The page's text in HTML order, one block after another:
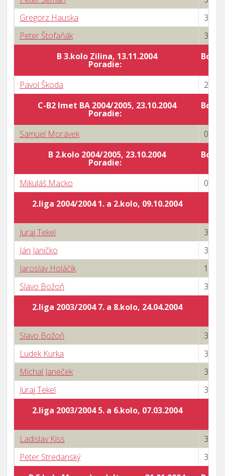
Gregorz Hauska
3 : 2
Peter Štofaňák
3 : 0
B 3.kolo Zilina, 13.11.2004
Poradie:
Body
Pavol Škoda
2 : 3
C-B2 Imet BA 2004/2005, 23.10.2004
Poradie:
Body
Samuel Morávek
0 : 3
B 2.kolo 2004/2005, 23.10.2004
Poradie:
Body
Mikuláš Macko
0 : 3
2.liga 2004/2004 1. a 2.kolo, 09.10.2004
Juraj Tekel
3 : 0
Ján Janičko
3 : 0
Jaroslav Holáčik
1 : 3
Slavo Božoň
3 : 1
2.liga 2003/2004 7. a 8.kolo, 24.04.2004
Slavo Božoň
3 : 0
Ludek Kurka
3 : 0
Michal Janeček
3 : 0
Juraj Tekel
3 : 0
2.liga 2003/2004 5. a 6.kolo, 07.03.2004
Ladislav Kiss
3 : 1
Peter Stredanský
3 : 1